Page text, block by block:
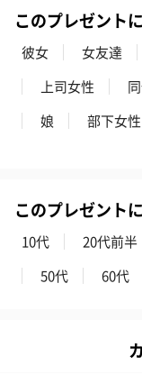
ハンドクリーム3本セ
ト【ありがとう】
リラックスグッズ
リラックスグッズを
このプレゼント
彼女 女友達
上司女性
娘
部下女性
このプレゼント
10代 20代前半
50代
60代